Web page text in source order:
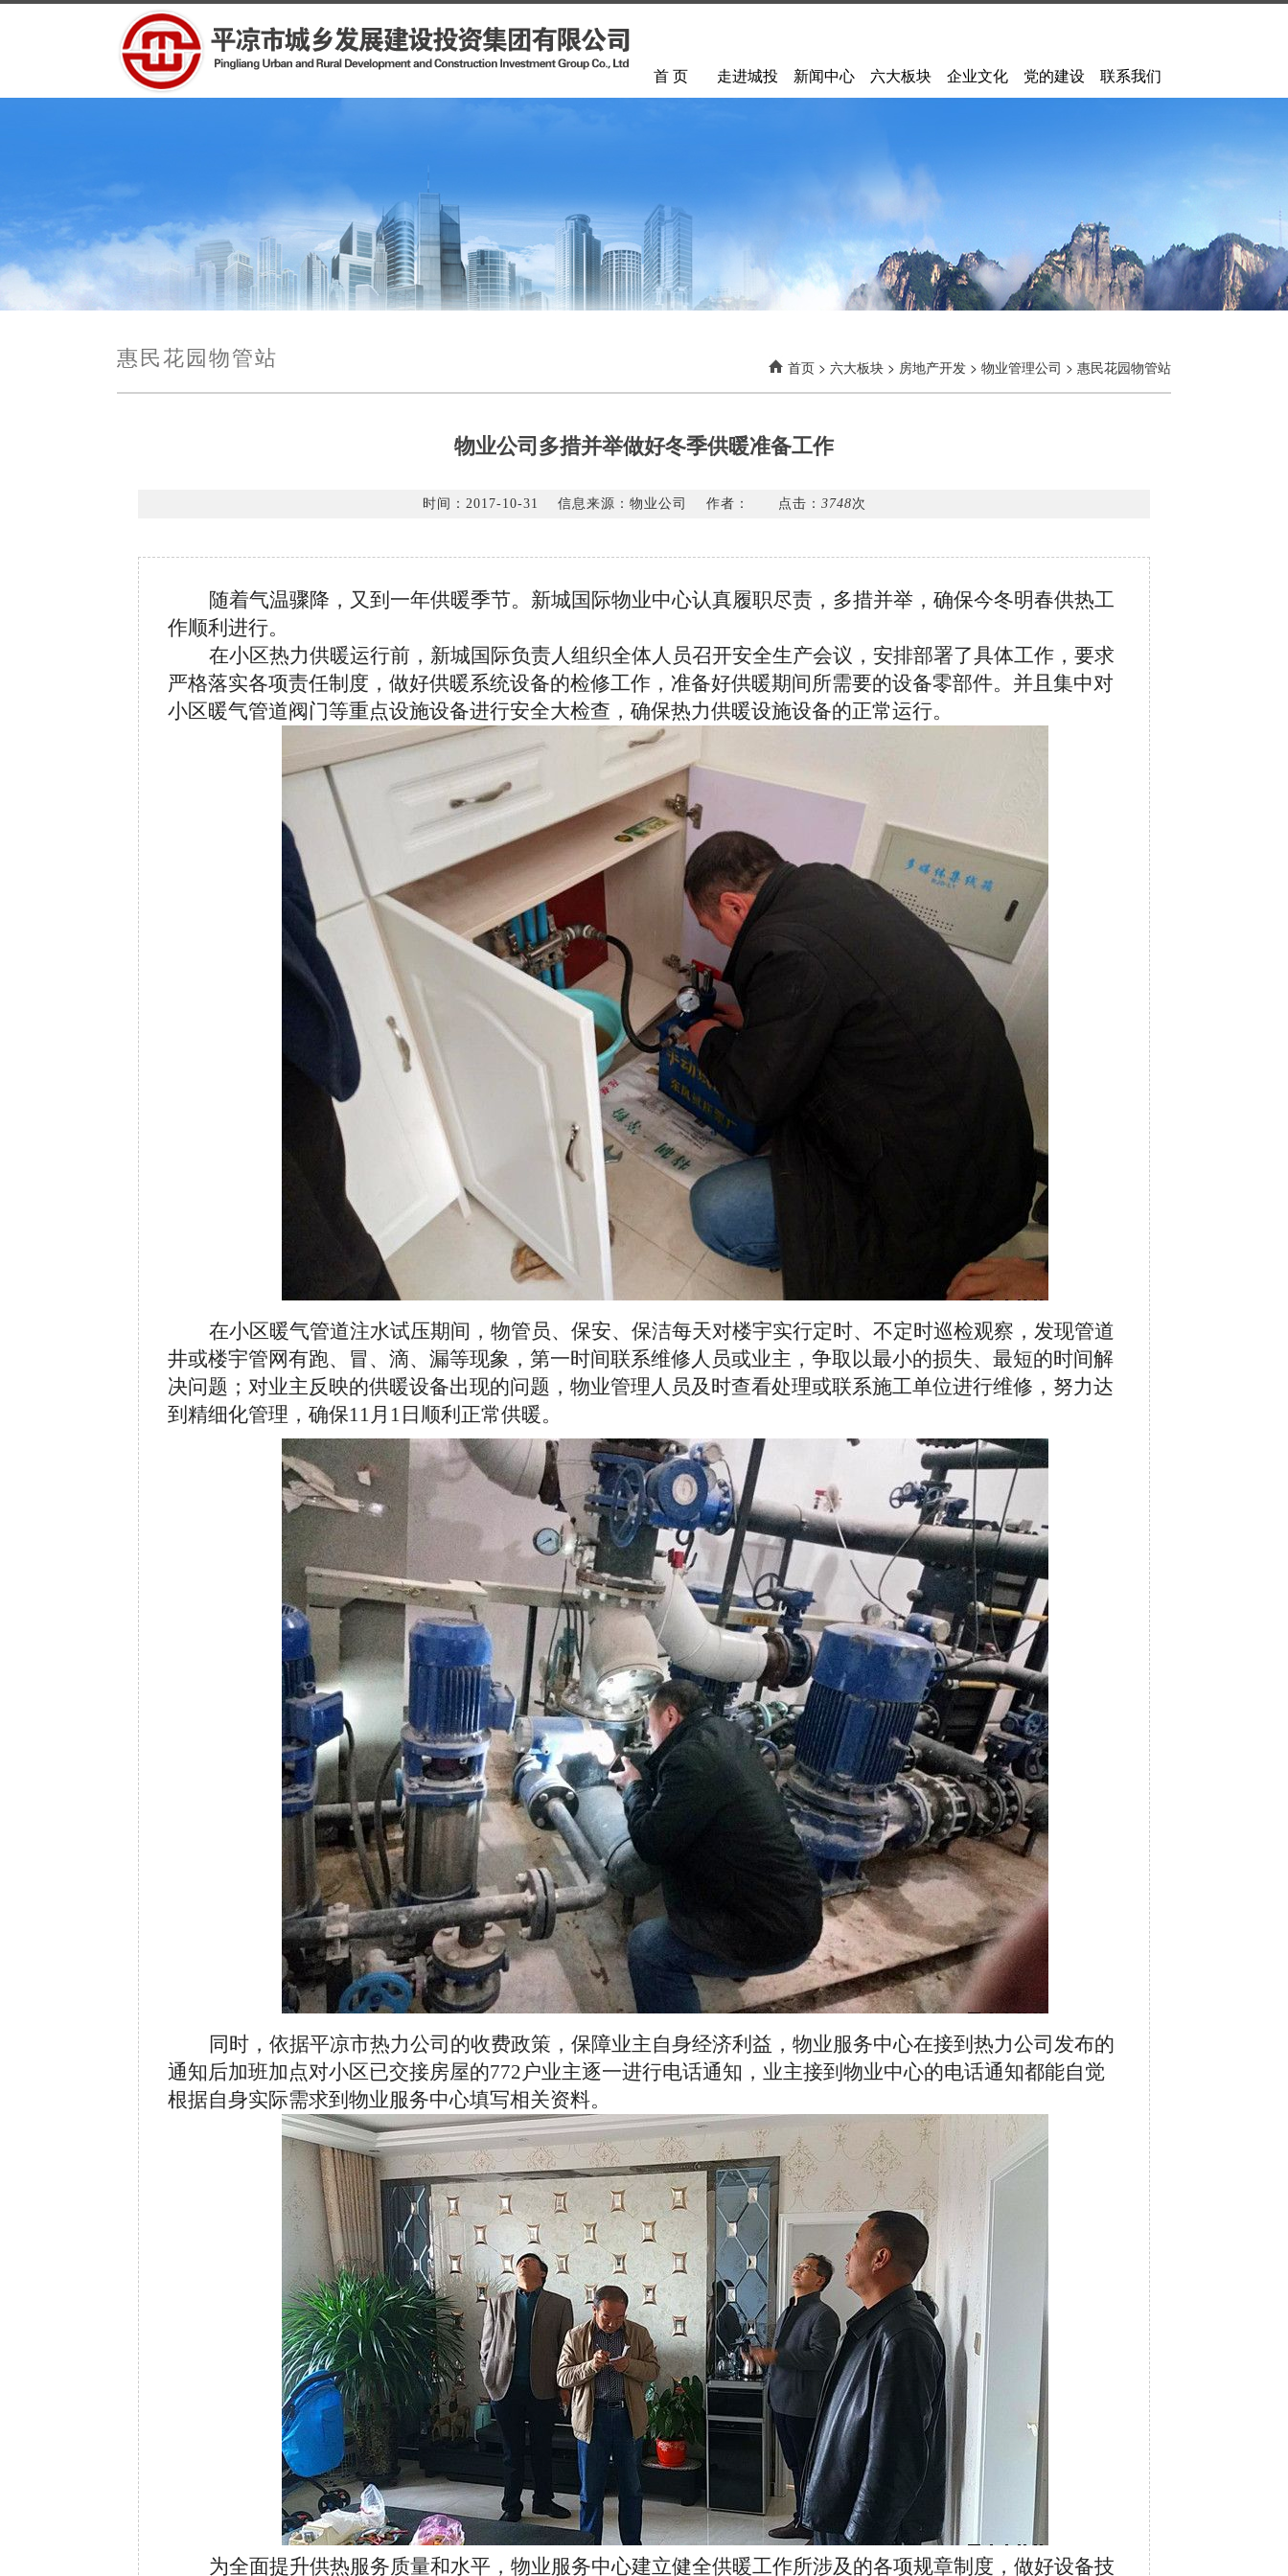
首 页 走进城投 新闻中心 六大板块 企业文化 党的建设 联系我们
惠民花园物管站 首页 > 六大板块 > 房地产开发 > 物业管理公司 > 惠民花园物管站
物业公司多措并举做好冬季供暖准备工作
时间：2017-10-31 信息来源：物业公司 作者： 点击： 3748次
随着气温骤降，又到一年供暖季节。新城国际物业中心认真履职尽责，多措并举，确保今冬明春供热工
作顺利进行。
在小区热力供暖运行前，新城国际负责人组织全体人员召开安全生产会议，安排部署了具体工作，要求
严格落实各项责任制度，做好供暖系统设备的检修工作，准备好供暖期间所需要的设备零部件。并且集中对
小区暖气管道阀门等重点设施设备进行安全大检查，确保热力供暖设施设备的正常运行。
在小区暖气管道注水试压期间，物管员、保安、保洁每天对楼宇实行定时、不定时巡检观察，发现管道
井或楼宇管网有跑、冒、滴、漏等现象，第一时间联系维修人员或业主，争取以最小的损失、最短的时间解
决问题；对业主反映的供暖设备出现的问题，物业管理人员及时查看处理或联系施工单位进行维修，努力达
到精细化管理，确保11月1日顺利正常供暖。
同时，依据平凉市热力公司的收费政策，保障业主自身经济利益，物业服务中心在接到热力公司发布的
通知后加班加点对小区已交接房屋的772户业主逐一进行电话通知，业主接到物业中心的电话通知都能自觉
根据自身实际需求到物业服务中心填写相关资料。
为全面提升供热服务质量和水平，物业服务中心建立健全供暖工作所涉及的各项规章制度，做好设备技